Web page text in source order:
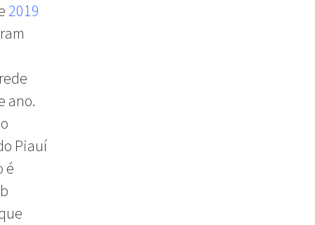
2019
ano.
Piauí
é